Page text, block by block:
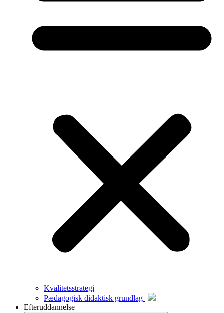
Kvalitetsstrategi
Pædagogisk didaktisk grundlag
Efteruddannelse